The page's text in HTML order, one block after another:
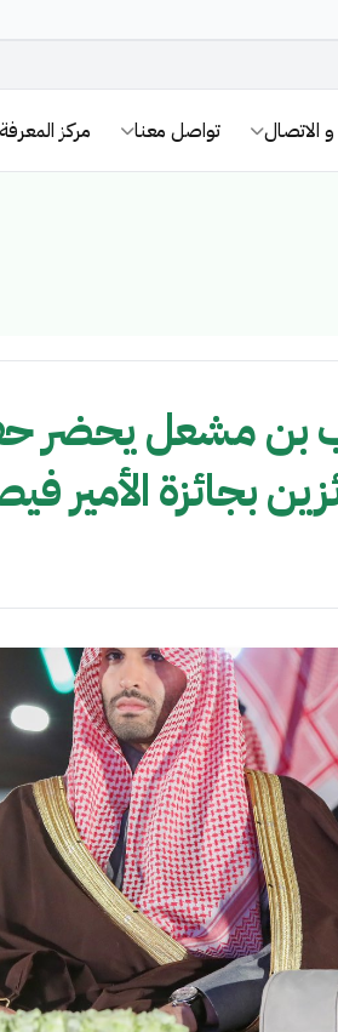
و الاتصال تواصل معنا مركز المعرفة
بن مشعل يحضر
بجائزة